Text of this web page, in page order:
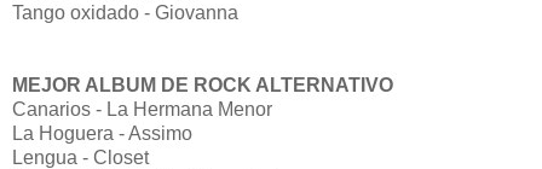
Tango oxidado - Giovanna
MEJOR ALBUM DE ROCK ALTERNATIVO
Canarios - La Hermana Menor
La Hoguera - Assimo
Lengua - Closet